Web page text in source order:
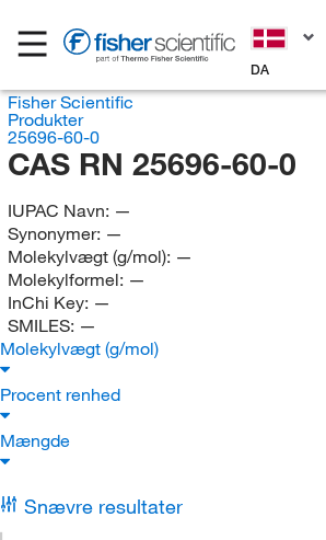
DA
Fisher Scientific
Produkter
25696-60-0
CAS RN 25696-60-0
IUPAC Navn: —
Synonymer: —
Molekylvægt (g/mol): —
Molekylformel: —
InChi Key: —
SMILES: —
Molekylvægt (g/mol)
Procent renhed
Mængde
Snævre resultater